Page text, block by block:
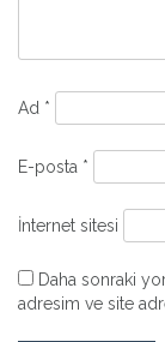
Ad *
E-posta *
İnternet sitesi
Daha sonraki
adresim ve site